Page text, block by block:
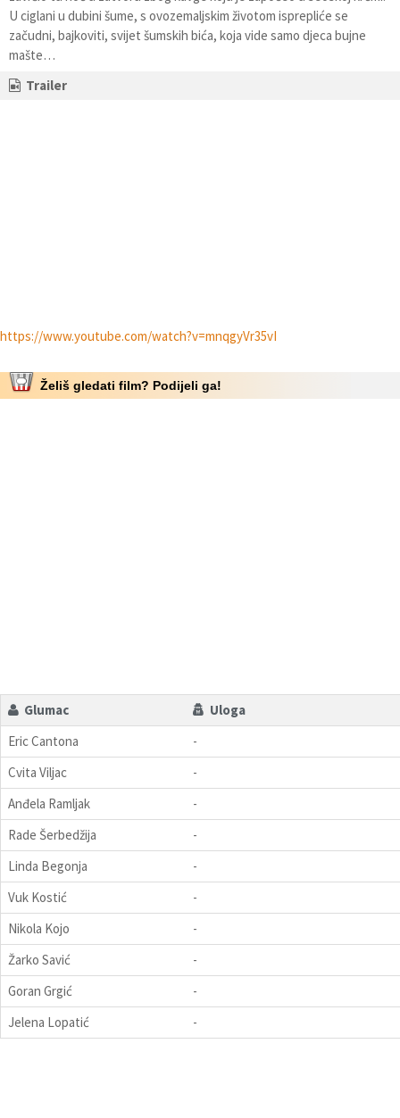
U ciglani u dubini šume, s ovozemaljskim životom isprepliće se
začudni, bajkoviti, svijet šumskih bića, koja vide samo djeca bujne
mašte…
Trailer
https://www.youtube.com/watch?v=mnqgyVr35vI
Želiš gledati film? Podijeli ga!
Glumac
Uloga
Eric Cantona
-
Cvita Viljac
-
Anđela Ramljak
-
Rade Šerbedžija
-
Linda Begonja
-
Vuk Kostić
-
Nikola Kojo
-
Žarko Savić
-
Goran Grgić
-
Jelena Lopatić
-